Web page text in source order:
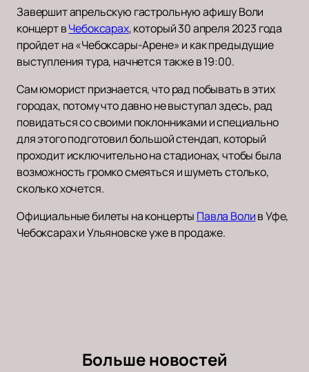
Завершит апрельскую гастрольную афишу Воли
концерт вЧебоксарах, который 30 апреля 2023 года
пройдет на «Чебоксары-Арене» и как предыдущие
выступления тура, начнется также в 19:00.
Сам юморист признается, что рад побывать в этих
городах, потому что давно не выступал здесь, рад
повидаться со своими поклонниками и специально
для этого подготовил большой стендап, который
проходит исключительно на стадионах, чтобы была
возможность громко смеяться и шуметь столько,
сколько хочется.
Официальные билеты на концерты Павла Волив Уфе,
Чебоксарах и Ульяновске уже в продаже.
Больше новостей